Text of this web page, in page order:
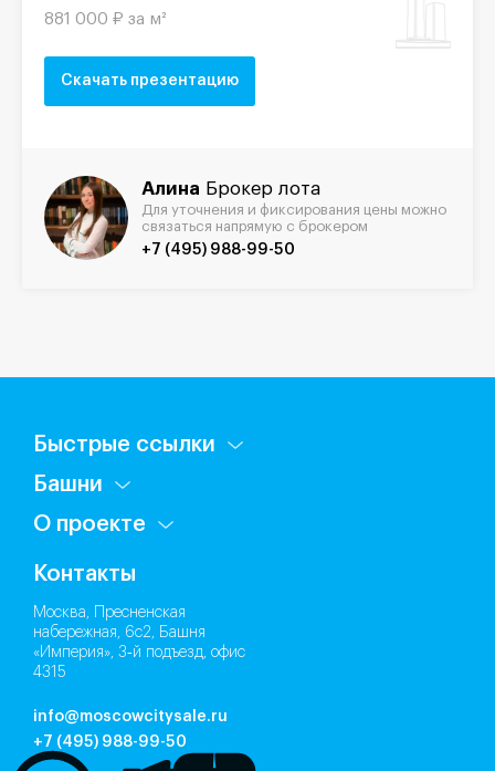
881 000 ₽ за м²
Скачать презентацию
Алина Брокер лота
Для уточнения и фиксирования цены можно
связаться напрямую с брокером
+7 (495) 988-99-50
Быстрые ссылки
Башни
О проекте
Контакты
Москва, Пресненская
набережная, 6с2, Башня
«Империя», 3‑й подъезд, офис
4315
info@moscowcitysale.ru
+7 (495) 988-99-50